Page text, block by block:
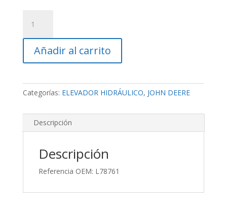
Bulón
S/6000
cantidad
Añadir al carrito
Categorías: ELEVADOR HIDRÁULICO, JOHN DEERE
Descripción
Descripción
Referencia OEM: L78761